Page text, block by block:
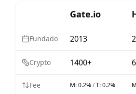
Gate.io
Fundado 2013
Crypto 1400+
Fee M:0.2%/T:0.2%